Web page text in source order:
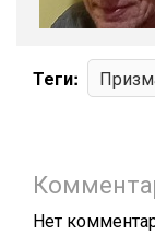
Теги:
Нет